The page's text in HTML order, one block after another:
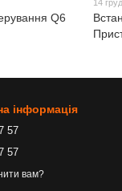
Q6
14
інформація
57
57
вам?